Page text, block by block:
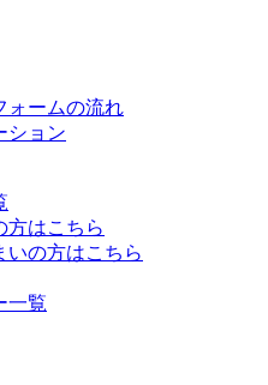
ォームの流れ
ション
方はこちら
いの方はこちら
一覧